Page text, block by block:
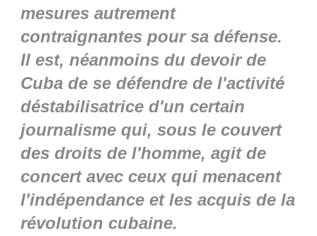
mesures autrement
contraignantes pour sa défense.
Il est, néanmoins du devoir de
Cuba de se défendre de l'activité
déstabilisatrice d'un certain
journalisme qui, sous le couvert
des droits de l'homme, agit de
concert avec ceux qui menacent
l'indépendance et les acquis de la
révolution cubaine.